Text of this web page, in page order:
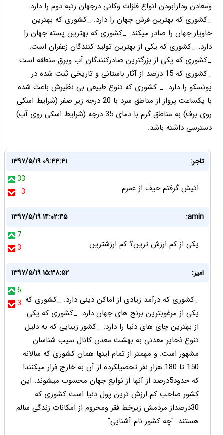
ومعادن ودارابودن انواع فلزات وکانی درجهان رتبه دوم را دارد.
_کشوری که بهترین فرش جهان را دارد. _کشوری که بهترین
خاویار جهان را صادر میکند. _کشوری که بهترین پسته جهان را
دارد. _کشوری که یکی از بهترین تولید کنندگان زعفران است.
_کشوری که یکی از بزرگترین صادرکنندگان آب وبرق منطقه است.
_کشوری که 15 درصد از آثار باستانی و تاریخی ثبت شده در
یونسکو را دارد. _ کشوری که تنوع طبیعی بی نظیرش باعث شده
با یکساعت پرواز از مناطق سرد با 20 درجه زیر صفر (شرایط اسکی
روی برف) به مناطق گرم با دمای 35 درجه (شرایط اسکی روی آب)
دسترسی داشته باشد.
تاجر:
۱۳۹۷/۵/۱۹ ۰۹:۴۴:۴۱
33
3
اتیش گرفتم حیف از عمرم
amin:
۱۳۹۷/۵/۱۹ ۱۴:۰۲:۴۵
7
3
یکی از کم ارزش ترین؟ کم ارزشترین
امیر:
۱۳۹۷/۵/۱۹ ۱۵:۳۸:۵۲
6
3 _کشوری که درآمد زیادی از اماکن دینی دارد. _کشوری که
یکی از مرغوبترین برنج های جهان دارد. _کشوری که یکی
از بهترین چای های دنیا را دارد. _کشور زیبایی که به دلیل
تنوع ذخایر معدنی به بهشت معدن کانال سیب شناسان
مشهور است. و مهمتر از تمام اینها همان کشوری که سالانه
150 تا 180 هزار نفر تحصیلکرده از آن به خارج فرار میکنند!
که حدود5درصد از آنها از نوابغ جهان محسوب میشوند. این
کشور صاحب کم ارزش ترین پول دنیا است کشوری که
30درصداز مردمش زیرخط فقر ومحروم از امکانات زندگی سالم
هستند. "چه کشور نام آشنایی"